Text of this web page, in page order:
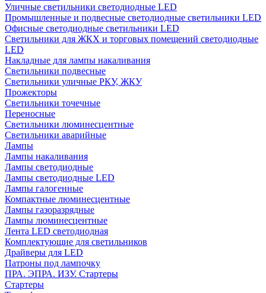
Уличные светильники светодиодные LED
Промышленные и подвесные светодиодные светильники LED
Офисные светодиодные светильники LED
Светильники для ЖКХ и торговых помещений светодиодные
LED
Накладные для лампы накаливания
Светильники подвесные
Светильники уличные РКУ, ЖКУ
Прожекторы
Cветильники точечные
Переносные
Светильники люминесцентные
Светильники аварийные
Лампы
Лампы накаливания
Лампы светодиодные
Лампы светодиодные LED
Лампы галогенные
Компактные люминесцентные
Лампы газоразрядные
Лампы люминесцентные
Лента LED светодиодная
Комплектующие для светильников
Драйверы для LED
Патроны под лампочку
ПРА. ЭПРА. ИЗУ. Стартеры
Стартеры